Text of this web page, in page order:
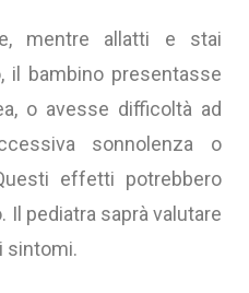
mentre allatti e stai
il bambino presentasse
o avesse difficoltà ad
sonnolenza o
effetti potrebbero
pediatra saprà valutare
sintomi.